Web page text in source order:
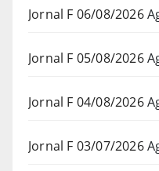
Jornal F 06/08/2026
Jornal F 05/08/2026
Jornal F 04/08/2026
Jornal F 03/07/2026